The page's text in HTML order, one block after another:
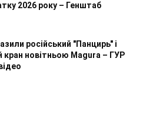
2026 року – Генштаб
російський "Панцирь" і
кран новітньою Magura – ГУР